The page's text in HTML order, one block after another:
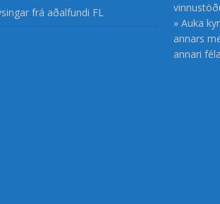
frá aðalfundi FL
» Auka
annars
annari